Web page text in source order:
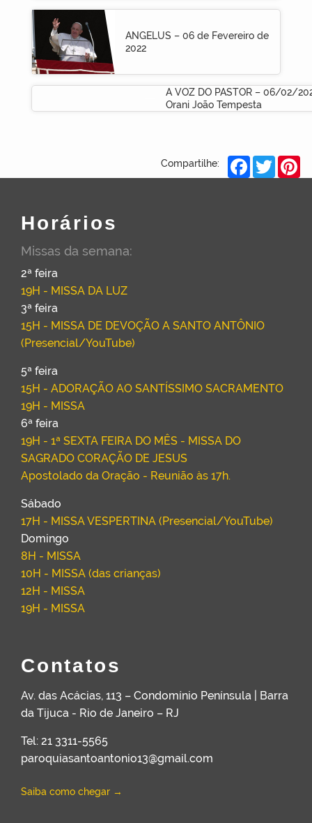
ANGELUS – 06 de Fevereiro de
2022
A VOZ DO PASTOR – 06/02/
Orani João Tempesta
Compartilhe: Facebook
Twitter
Horários
Missas da semana:
2ª feira
19H - MISSA DA LUZ
3ª feira
15H - MISSA DE DEVOÇÃO A SANTO ANTÔNIO
(Presencial/YouTube)
5ª feira
15H - ADORAÇÃO AO SANTÍSSIMO SACRAMENTO
19H - MISSA
6ª feira
19H - 1ª SEXTA FEIRA DO MÊS - MISSA DO
SAGRADO CORAÇÃO DE JESUS
Apostolado da Oração - Reunião às 17h.
Sábado
17H - MISSA VESPERTINA (Presencial/YouTube)
Domingo
8H - MISSA
10H - MISSA (das crianças)
12H - MISSA
19H - MISSA
Contatos
Av. das Acácias, 113 – Condomínio Península | Barra
da Tijuca - Rio de Janeiro – RJ
Tel: 21 3311-5565
paroquiasantoantonio13@gmail.com
Saiba como chegar →